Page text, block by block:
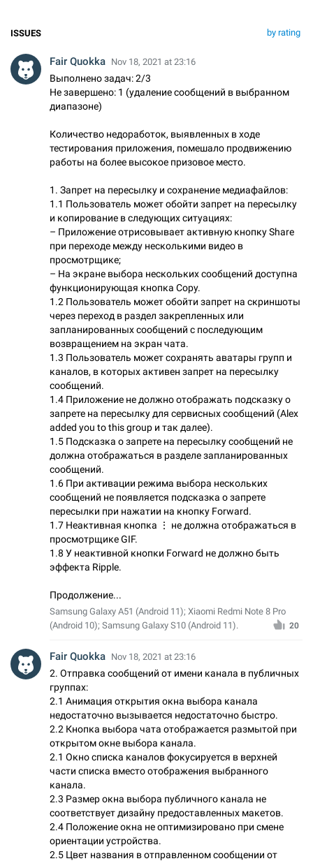
by rating
ISSUES
Fair Quokka Nov 18, 2021 at 23:16
Выполнено задач: 2/3
Не завершено: 1 (удаление сообщений в выбранном
диапазоне)
Количество недоработок, выявленных в ходе
тестирования приложения, помешало продвижению
работы на более высокое призовое место.
1. Запрет на пересылку и сохранение медиафайлов:
1.1 Пользователь может обойти запрет на пересылку
и копирование в следующих ситуациях:
– Приложение отрисовывает активную кнопку Share
при переходе между несколькими видео в
просмотрщике;
– На экране выбора нескольких сообщений доступна
функционирующая кнопка Copy.
1.2 Пользователь может обойти запрет на скриншоты
через переход в раздел закрепленных или
запланированных сообщений с последующим
возвращением на экран чата.
1.3 Пользователь может сохранять аватары групп и
каналов, в которых активен запрет на пересылку
сообщений.
1.4 Приложение не должно отображать подсказку о
запрете на пересылку для сервисных сообщений (Alex
added you to this group и так далее).
1.5 Подсказка о запрете на пересылку сообщений не
должна отображаться в разделе запланированных
сообщений.
1.6 При активации режима выбора нескольких
сообщений не появляется подсказка о запрете
пересылки при нажатии на кнопку Forward.
1.7 Неактивная кнопка ⋮ не должна отображаться в
просмотрщике GIF.
1.8 У неактивной кнопки Forward не должно быть
эффекта Ripple.
Продолжение...
Samsung Galaxy A51 (Android 11); Xiaomi Redmi Note 8 Pro
(Android 10); Samsung Galaxy S10 (Android 11).
20
Fair Quokka Nov 18, 2021 at 23:16
2. Отправка сообщений от имени канала в публичных
группах:
2.1 Анимация открытия окна выбора канала
недостаточно вызывается недостаточно быстро.
2.2 Кнопка выбора чата отображается размытой при
открытом окне выбора канала.
2.1 Окно списка каналов фокусируется в верхней
части списка вместо отображения выбранного
канала.
2.3 Размер окна выбора публичного канала не
соответствует дизайну предоставленных макетов.
2.4 Положение окна не оптимизировано при смене
ориентации устройства.
2.5 Цвет названия в отправленном сообщении от